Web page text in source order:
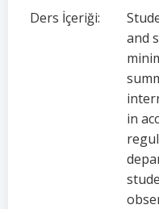
Ders İçeriği:
and
in